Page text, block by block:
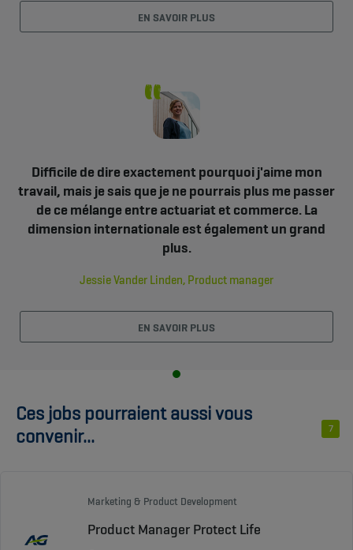
EN SAVOIR PLUS
Difficile de dire exactement pourquoi j'aime mon
travail, mais je sais que je ne pourrais plus me passer
de ce mélange entre actuariat et commerce. La
dimension internationale est également un grand
plus.
Jessie Vander Linden, Product manager
EN SAVOIR PLUS
Ces jobs pourraient aussi vous
convenir...
7
Marketing & Product Development
Product Manager Protect Life